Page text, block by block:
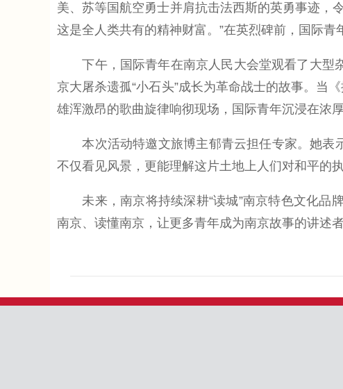
美、苏等国航空勇士并肩抗击法西斯的英勇事迹，
这是全人类共有的精神财富。”在英烈碑前，国际青
下午，国际青年在南京人民大会堂观看了大型杂
京大屠杀遗孤“小石头”成长为革命战士的故事。当
雄浑激昂的歌曲旋律响彻现场，国际青年沉浸在浓
本次活动特邀文旅博主郁青云担任专家。她表示
不仅看见风景，更能理解这片土地上人们对和平的
未来，南京将持续深耕“读城”南京特色文化品
南京、读懂南京，让更多青年成为南京故事的讲述